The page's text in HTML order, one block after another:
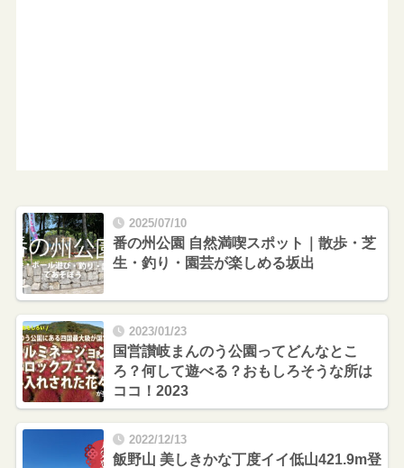
2025/07/10
番の州公園 自然満喫スポット｜散歩・芝
生・釣り・園芸が楽しめる坂出
2023/01/23
国営讃岐まんのう公園ってどんなとこ
ろ？何して遊べる？おもしろそうな所は
ココ！2023
2022/12/13
飯野山 美しきかな丁度イイ低山421.9m登